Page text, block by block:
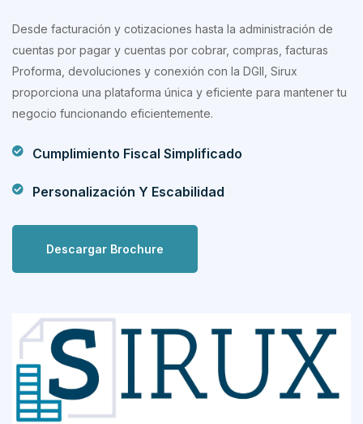
Desde facturación y cotizaciones hasta la administración de
cuentas por pagar y cuentas por cobrar, compras, facturas
Proforma, devoluciones y conexión con la DGII, Sirux
proporciona una plataforma única y eficiente para mantener tu
negocio funcionando eficientemente.
Cumplimiento Fiscal Simplificado
Personalización Y Escabilidad
Descargar Brochure